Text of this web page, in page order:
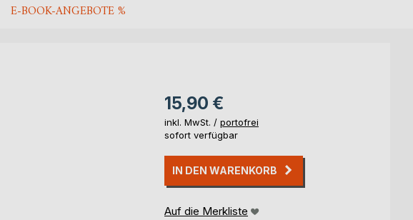
E-BOOK-ANGEBOTE %
15,90 €
inkl. MwSt. / portofrei
sofort verfügbar
IN DEN WARENKORB
Auf die Merkliste